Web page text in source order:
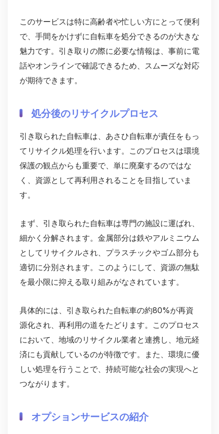
このサービスは特に高齢者や忙しい方にとって便利
で、手間をかけずに自転車を処分できるのが大きな
魅力です。引き取りの際に必要な情報は、事前に電
話やオンラインで確認できるため、スムーズな対応
が期待できます。
処分後のリサイクルプロセス
引き取られた自転車は、あさひ自転車が責任をもっ
てリサイクル処理を行います。このプロセスは環境
保護の観点からも重要で、単に廃棄するのではな
く、資源として再利用されることを目指していま
す。
まず、引き取られた自転車は専門の施設に運ばれ、
細かく分解されます。金属部分は鉄やアルミニウム
としてリサイクルされ、プラスチックやゴム部分も
適切に分別されます。このようにして、資源の無駄
を最小限に抑える取り組みがなされています。
具体的には、引き取られた自転車の約80%が再資
源化され、再利用の道をたどります。このプロセス
において、地域のリサイクル業者と連携し、地元経
済にも貢献しているのが特徴です。また、環境に優
しい処理を行うことで、持続可能な社会の実現へと
つながります。
オプションサービスの紹介